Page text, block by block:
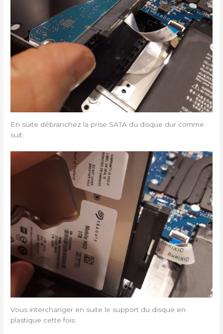
En suite débranchez la prise SATA du disque dur comme
suit:
Vous interchanger en suite le support du disque en
plastique cette fois: